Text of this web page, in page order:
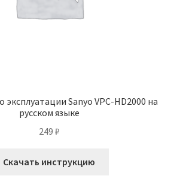
эксплуатации Sanyo VPC-HD2000 на
русском языке
249 ₽
Скачать инструкцию